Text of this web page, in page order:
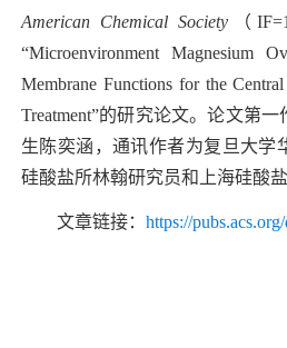
American Chemical Society （
“Microenvironment Magnesium
Membrane Functions for the
Treatment”的研究论文。论文第一
生陈奕涵，通讯作者为复旦大学
硅酸盐所林翰研究员和上海硅酸
文章链接： https://